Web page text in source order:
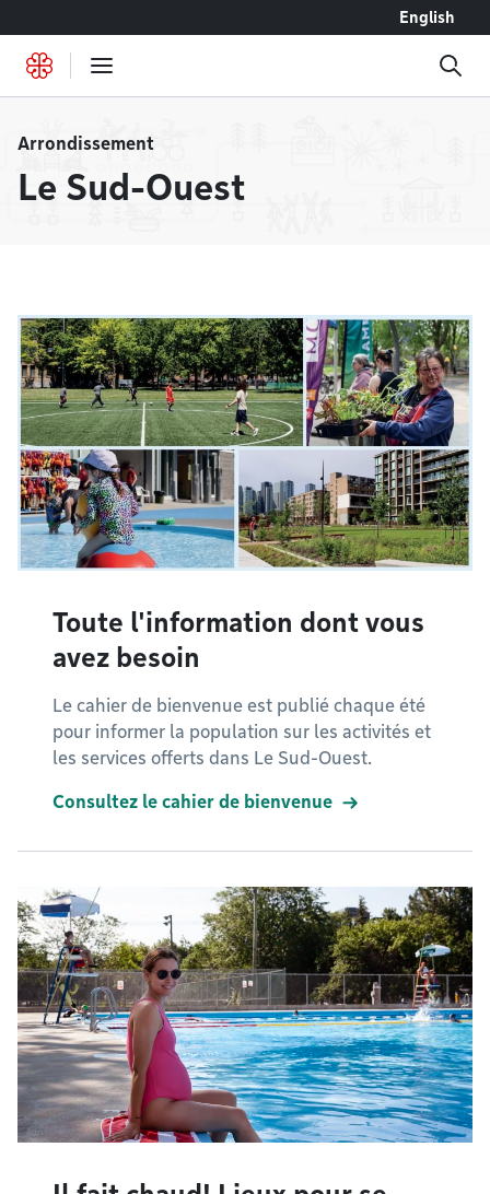
English
Arrondissement
Le Sud-Ouest
À la une
Toute l'information dont vous
avez besoin
Le cahier de bienvenue est publié chaque été
pour informer la population sur les activités et
les services offerts dans Le Sud-Ouest.
Consultez le cahier de bienvenue